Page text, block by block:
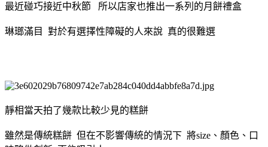
最近碰巧接近中秋節 所以店家也推出一系列的月餅禮盒
琳瑯滿目 對於有選擇性障礙的人來說 真的很難選
靜相當天拍了幾款比較少見的糕餅
雖然是傳統糕餅 但在不影響傳統的情況下 將size、顏色、口